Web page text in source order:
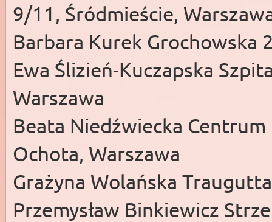
9/11, Śródmieście,
Barbara Kurek Grochowska
Ewa Ślizień-Kuczapska
Warszawa
Beata Niedźwiecka
Ochota, Warszawa
Grażyna Wolańska
Przemysław Binkiewicz